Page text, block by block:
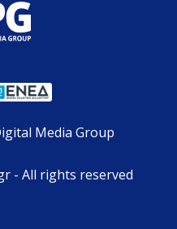
Media Group
- All rights reserved